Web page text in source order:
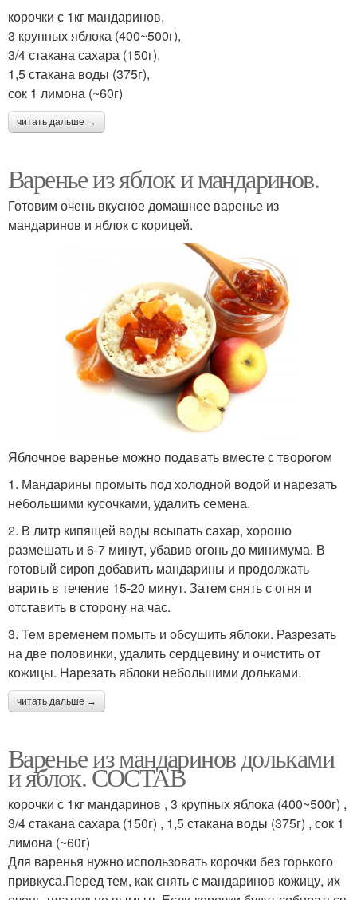
корочки с 1кг мандаринов,
3 крупных яблока (400~500г),
3/4 стакана сахара (150г),
1,5 стакана воды (375г),
сок 1 лимона (~60г)
читать дальше →
Варенье из яблок и мандаринов.
Готовим очень вкусное домашнее варенье из
мандаринов и яблок с корицей.
Яблочное варенье можно подавать вместе с творогом
1. Мандарины промыть под холодной водой и нарезать
небольшими кусочками, удалить семена.
2. В литр кипящей воды всыпать сахар, хорошо
размешать и 6-7 минут, убавив огонь до минимума. В
готовый сироп добавить мандарины и продолжать
варить в течение 15-20 минут. Затем снять с огня и
отставить в сторону на час.
3. Тем временем помыть и обсушить яблоки. Разрезать
на две половинки, удалить сердцевину и очистить от
кожицы. Нарезать яблоки небольшими дольками.
читать дальше →
Варенье из мандаринов дольками
и яблок. СОСТАВ
корочки с 1кг мандаринов , 3 крупных яблока (400~500г) ,
3/4 стакана сахара (150г) , 1,5 стакана воды (375г) , сок 1
лимона (~60г)
Для варенья нужно использовать корочки без горького
привкуса.Перед тем, как снять с мандаринов кожицу, их